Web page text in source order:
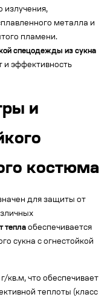
излучения,
металла и
пламени.
спецодежды из сукна
и эффективность
и
костюма
для защиты от
тепла обеспечивается
сукна с огнестойкой
кв.м, что обеспечивает
теплоты (класс